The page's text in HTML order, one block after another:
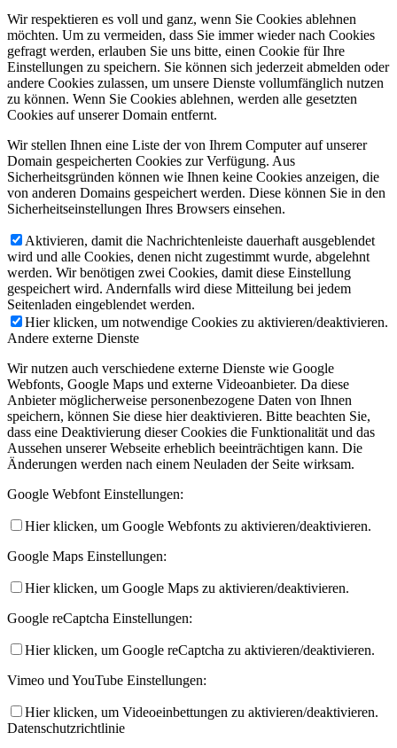
Wir respektieren es voll und ganz, wenn Sie Cookies ablehnen
möchten. Um zu vermeiden, dass Sie immer wieder nach Cookies
gefragt werden, erlauben Sie uns bitte, einen Cookie für Ihre
Einstellungen zu speichern. Sie können sich jederzeit abmelden oder
andere Cookies zulassen, um unsere Dienste vollumfänglich nutzen
zu können. Wenn Sie Cookies ablehnen, werden alle gesetzten
Cookies auf unserer Domain entfernt.
Wir stellen Ihnen eine Liste der von Ihrem Computer auf unserer
Domain gespeicherten Cookies zur Verfügung. Aus
Sicherheitsgründen können wie Ihnen keine Cookies anzeigen, die
von anderen Domains gespeichert werden. Diese können Sie in den
Sicherheitseinstellungen Ihres Browsers einsehen.
Aktivieren, damit die Nachrichtenleiste dauerhaft ausgeblendet
wird und alle Cookies, denen nicht zugestimmt wurde, abgelehnt
werden. Wir benötigen zwei Cookies, damit diese Einstellung
gespeichert wird. Andernfalls wird diese Mitteilung bei jedem
Seitenladen eingeblendet werden.
Hier klicken, um notwendige Cookies zu aktivieren/deaktivieren.
Andere externe Dienste
Wir nutzen auch verschiedene externe Dienste wie Google
Webfonts, Google Maps und externe Videoanbieter. Da diese
Anbieter möglicherweise personenbezogene Daten von Ihnen
speichern, können Sie diese hier deaktivieren. Bitte beachten Sie,
dass eine Deaktivierung dieser Cookies die Funktionalität und das
Aussehen unserer Webseite erheblich beeinträchtigen kann. Die
Änderungen werden nach einem Neuladen der Seite wirksam.
Google Webfont Einstellungen:
Hier klicken, um Google Webfonts zu aktivieren/deaktivieren.
Google Maps Einstellungen:
Hier klicken, um Google Maps zu aktivieren/deaktivieren.
Google reCaptcha Einstellungen:
Hier klicken, um Google reCaptcha zu aktivieren/deaktivieren.
Vimeo und YouTube Einstellungen:
Hier klicken, um Videoeinbettungen zu aktivieren/deaktivieren.
Datenschutzrichtlinie